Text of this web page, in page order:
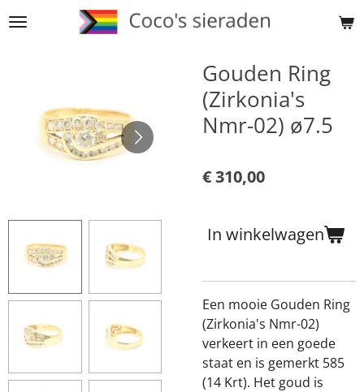
Ga
Gouden Ring
(Zirkonia's
Nmr-02) ø7.5
€ 310,00
In winkelwagen
Een mooie Gouden Ring
(Zirkonia's Nmr-02)
verkeert in een goede
staat en is gemerkt 585
(14 Krt). Het goud is